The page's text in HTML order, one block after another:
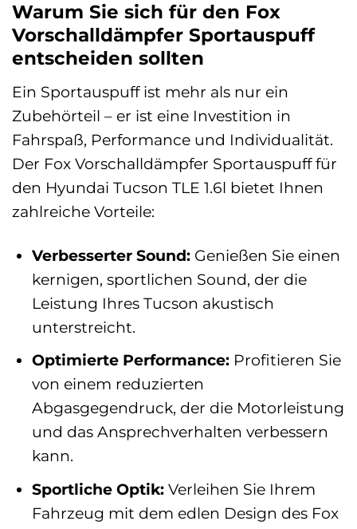
Warum Sie sich für den Fox
Vorschalldämpfer Sportauspuff
entscheiden sollten
Ein Sportauspuff ist mehr als nur ein
Zubehörteil – er ist eine Investition in
Fahrspaß, Performance und Individualität.
Der Fox Vorschalldämpfer Sportauspuff für
den Hyundai Tucson TLE 1.6l bietet Ihnen
zahlreiche Vorteile:
Verbesserter Sound:Genießen Sie einen
kernigen, sportlichen Sound, der die
Leistung Ihres Tucson akustisch
unterstreicht.
Optimierte Performance:Profitieren Sie
von einem reduzierten
Abgasgegendruck, der die Motorleistung
und das Ansprechverhalten verbessern
kann.
Sportliche Optik:Verleihen Sie Ihrem
Fahrzeug mit dem edlen Design des Fox